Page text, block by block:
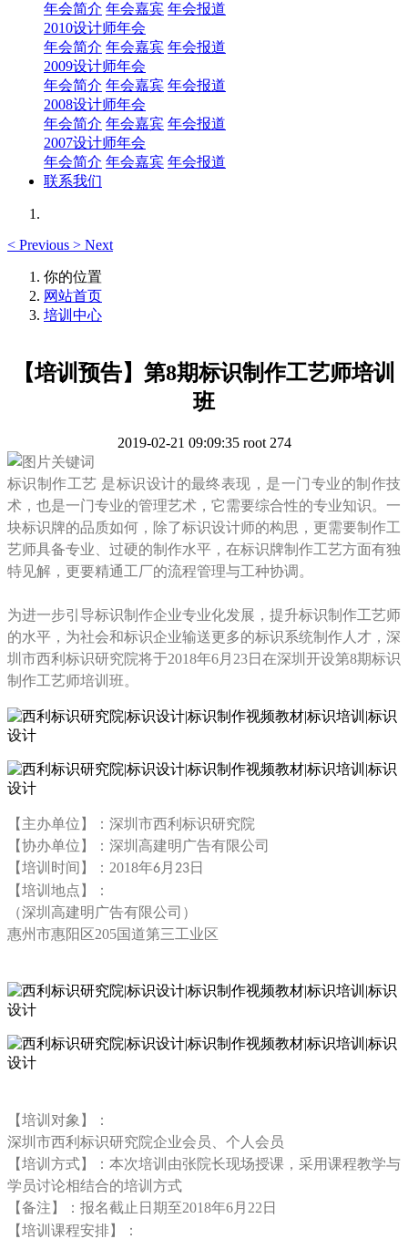
年会简介 年会嘉宾 年会报道
2010设计师年会
年会简介 年会嘉宾 年会报道
2009设计师年会
年会简介 年会嘉宾 年会报道
2008设计师年会
年会简介 年会嘉宾 年会报道
2007设计师年会
年会简介 年会嘉宾 年会报道
联系我们
< Previous > Next
你的位置
网站首页
培训中心
【培训预告】第8期标识制作工艺师培训
班
2019-02-21 09:09:35 root 274
标识制作工艺 是标识设计的最终表现，是一门专业的制作技
术，也是一门专业的管理艺术，它需要综合性的专业知识。一
块标识牌的品质如何，除了标识设计师的构思，更需要制作工
艺师具备专业、过硬的制作水平，在标识牌制作工艺方面有独
特见解，更要精通工厂的流程管理与工种协调。
为进一步引导标识制作企业专业化发展，提升标识制作工艺师
的水平，为社会和标识企业输送更多的标识系统制作人才，深
圳市西利标识研究院将于2018年6月23日在深圳开设第8期标识
制作工艺师培训班。
【主办单位】：深圳市西利标识研究院
【协办单位】：深圳高建明广告有限公司
【培训时间】： 2018年6月 23日
【培训地点】：
（深圳高建明广告有限公司）
惠州市惠阳区205国道第三工业区
【培训对象】：
深圳市西利标识研究院企业会员、个人会员
【培训方式】：本次培训由张院长现场授课，采用课程教学与
学员讨论相结合的培训方式
【备注】：报名截止日期至2018年6月22日
【培训课程安排】：